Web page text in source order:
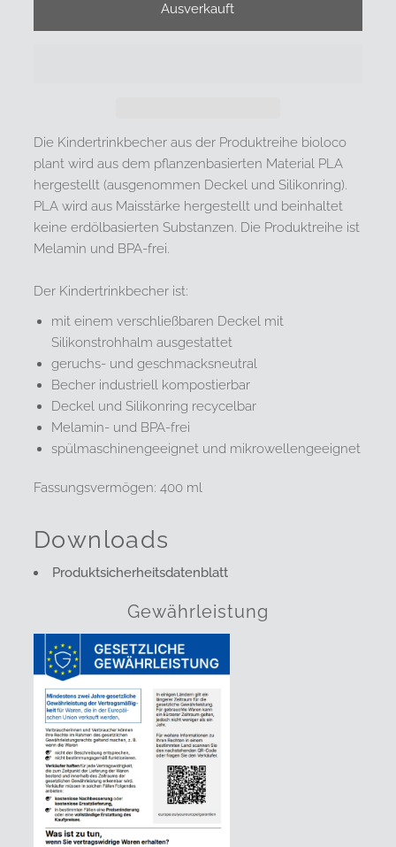
Die Kindertrinkbecher aus der Produktreihe bioloco
plant wird aus dem pflanzenbasierten Material PLA
hergestellt (ausgenommen Deckel und Silikonring).
PLA wird aus Maisstärke hergestellt und beinhaltet
keine erdölbasierten Substanzen. Die Produktreihe ist
Melamin und BPA-frei.
Der Kindertrinkbecher ist:
mit einem verschließbaren Deckel mit
Silikonstrohhalm ausgestattet
geruchs- und geschmacksneutral
Becher industriell kompostierbar
Deckel und Silikonring recycelbar
Melamin- und BPA-frei
spülmaschinengeeignet und mikrowellengeeignet
Fassungsvermögen: 400 ml
Downloads
Produktsicherheitsdatenblatt
Gewährleistung